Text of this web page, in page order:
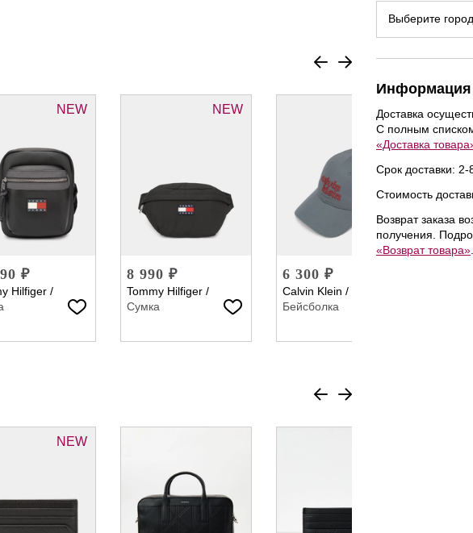
NEW
₽
Hilfiger /
NEW
8 990 ₽
Tommy Hilfiger /
Сумка
NEW
6 300 ₽
Calvin Klein /
Бейсболка
NEW
Выберите
Информация
Доставка
С полным
«Доставка
Срок доставки: 2-
Стоимость
Возврат заказа
получения.
«Возврат товара»